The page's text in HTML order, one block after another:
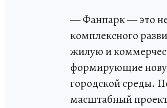
— Фанпарк — это не
комплексного
жилую и
формирующие
городской среды.
масштабный